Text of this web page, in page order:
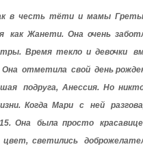
в честь тёти и мамы
как Жанети. Она очень
Время текло и девочки
отметила свой день
подруга, Анессия. Но
Когда Мари с ней
Она была просто
светились